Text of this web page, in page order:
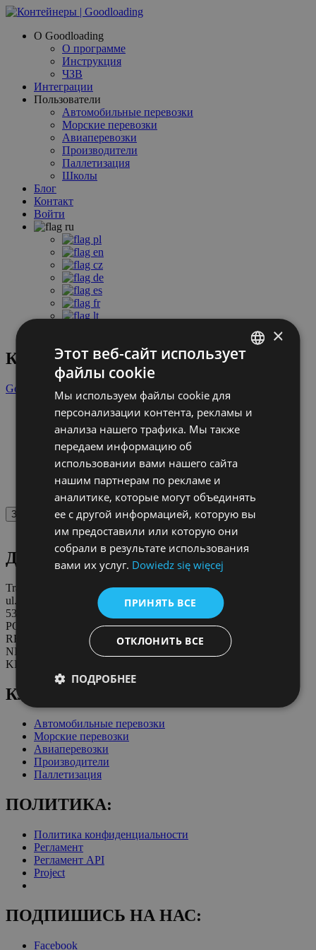
О Goodloading
О программе
Инструкция
ЧЗВ
Интеграции
Пользователи
Автомобильные перевозки
Морские перевозки
Авиаперевозки
Производители
Паллетизация
Школы
Блог
Контакт
Войти
Контейнеры
Goodloading
› Контейнеры
Новые технологии
Поддоны
Контейнеры
Размещение груза
Воздушный транспорт
Грузоотправители
Загрузить еще
ДАННЫЕ:
Trans.eu Group S.A.
ul. Racławicka 2-4
53-146 Wrocław
POLAND
REGON: 932920615
NIP PL 8942764658
KRS 0000720763
КЛИЕНТЫ:
Автомобильные перевозки
Морские перевозки
Авиаперевозки
Производители
Паллетизация
ПОЛИТИКА:
Политика конфиденциальности
Регламент
Регламент API
Project
ПОДПИШИСЬ НА НАС:
Facebook
ENGLISH
SPANISH
FRENCH
LITHUANIAN
×
Этот веб-сайт использует
файлы cookie
Мы используем файлы cookie для
персонализации контента, рекламы и
анализа нашего трафика. Мы также
передаем информацию об
использовании вами нашего сайта
нашим партнерам по рекламе и
аналитике, которые могут объединять
ее с другой информацией, которую вы
им предоставили или которую они
собрали в результате использования
вами их услуг. Dowiedz się więcej
ПРИНЯТЬ ВСЕ
ОТКЛОНИТЬ ВСЕ
ПОДРОБНЕЕ